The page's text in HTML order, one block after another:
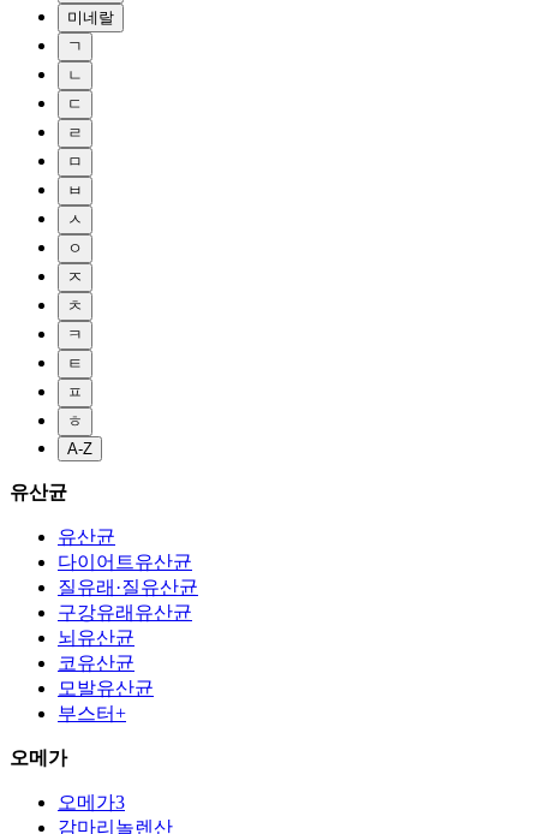
미네랄
ㄱ
ㄴ
ㄷ
ㄹ
ㅁ
ㅂ
ㅅ
ㅇ
ㅈ
ㅊ
ㅋ
ㅌ
ㅍ
ㅎ
A-Z
유산균
유산균
다이어트유산균
질유래·질유산균
구강유래유산균
뇌유산균
코유산균
모발유산균
부스터+
오메가
오메가3
감마리놀렌산